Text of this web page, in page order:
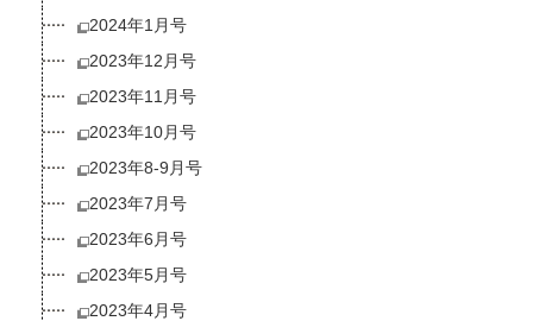
2024年1月号
2023年12月号
2023年11月号
2023年10月号
2023年8-9月号
2023年7月号
2023年6月号
2023年5月号
2023年4月号